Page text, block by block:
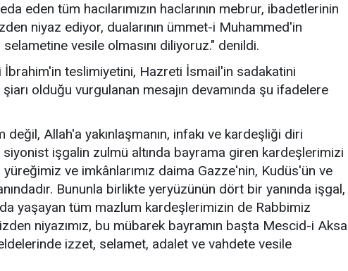
eden tüm hacılarımızın haclarının mebrur, ibadetlerinin
niyaz ediyor, dualarının ümmet-i Muhammed'in
vesile olmasını diliyoruz." denildi.
teslimiyetini, Hazreti İsmail'in sadakatini
olduğu vurgulanan mesajın devamında şu ifadelere
Allah'a yakınlaşmanın, infakı ve kardeşliği diri
siyonist işgalin zulmü altında bayrama giren kardeşlerimizi
yüreğimiz ve imkânlarımız daima Gazze'nin, Kudüs'ün ve
Bununla birlikte yeryüzünün dört bir yanında işgal,
yaşayan tüm mazlum kardeşlerimizin de Rabbimiz
niyazımız, bu mübarek bayramın başta Mescid-i Aksa
izzet, selamet, adalet ve vahdete vesile